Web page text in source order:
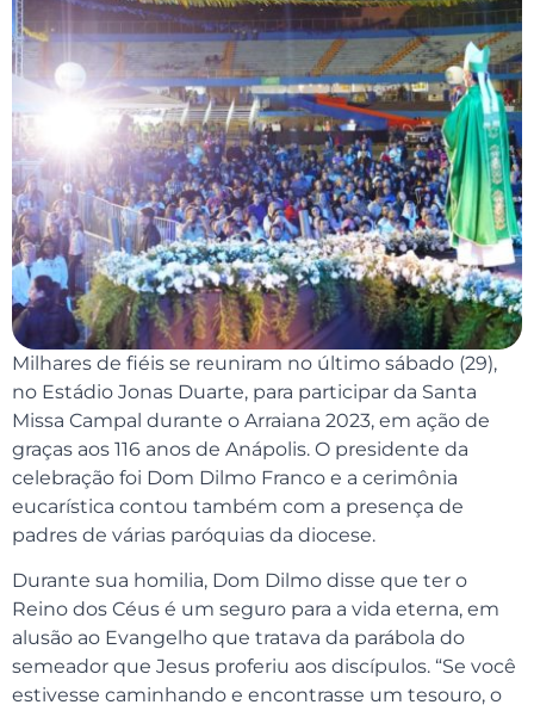
Milhares de fiéis se reuniram no último sábado (29),
no Estádio Jonas Duarte, para participar da Santa
Missa Campal durante o Arraiana 2023, em ação de
graças aos 116 anos de Anápolis. O presidente da
celebração foi Dom Dilmo Franco e a cerimônia
eucarística contou também com a presença de
padres de várias paróquias da diocese.
Durante sua homilia, Dom Dilmo disse que ter o
Reino dos Céus é um seguro para a vida eterna, em
alusão ao Evangelho que tratava da parábola do
semeador que Jesus proferiu aos discípulos. “Se você
estivesse caminhando e encontrasse um tesouro, o